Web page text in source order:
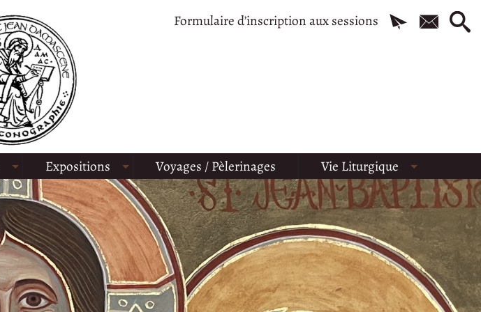
Formulaire d’inscription aux sessions
Expositions Voyages / Pèlerinages Vie Liturgique